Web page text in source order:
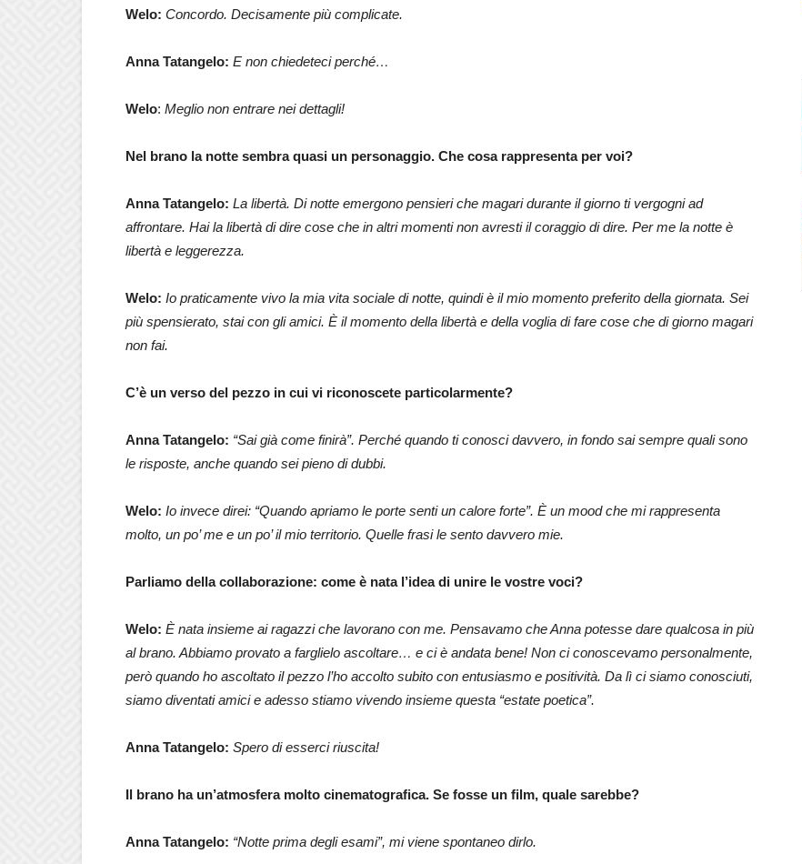
Welo: Concordo. Decisamente più complicate.
Anna Tatangelo: E non chiedeteci perché…
Welo: Meglio non entrare nei dettagli!
Nel brano la notte sembra quasi un personaggio. Che cosa rappresenta per voi?
Anna Tatangelo: La libertà. Di notte emergono pensieri che magari durante il giorno ti vergogni ad
affrontare. Hai la libertà di dire cose che in altri momenti non avresti il coraggio di dire. Per me la notte è
libertà e leggerezza.
Welo: Io praticamente vivo la mia vita sociale di notte, quindi è il mio momento preferito della giornata. Sei
più spensierato, stai con gli amici. È il momento della libertà e della voglia di fare cose che di giorno magari
non fai.
C’è un verso del pezzo in cui vi riconoscete particolarmente?
Anna Tatangelo: “Sai già come finirà”. Perché quando ti conosci davvero, in fondo sai sempre quali sono
le risposte, anche quando sei pieno di dubbi.
Welo: Io invece direi: “Quando apriamo le porte senti un calore forte”. È un mood che mi rappresenta
molto, un po’ me e un po’ il mio territorio. Quelle frasi le sento davvero mie.
Parliamo della collaborazione: come è nata l’idea di unire le vostre voci?
Welo: È nata insieme ai ragazzi che lavorano con me. Pensavamo che Anna potesse dare qualcosa in più
al brano. Abbiamo provato a farglielo ascoltare… e ci è andata bene! Non ci conoscevamo personalmente,
però quando ho ascoltato il pezzo l’ho accolto subito con entusiasmo e positività. Da lì ci siamo conosciuti,
siamo diventati amici e adesso stiamo vivendo insieme questa “estate poetica”.
Anna Tatangelo: Spero di esserci riuscita!
Il brano ha un’atmosfera molto cinematografica. Se fosse un film, quale sarebbe?
Anna Tatangelo: “Notte prima degli esami”, mi viene spontaneo dirlo.